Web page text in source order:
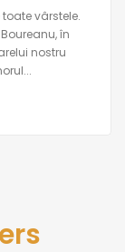
vârstele.
în
nostru